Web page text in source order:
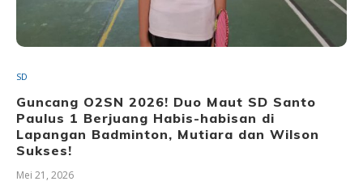
SD
Guncang O2SN 2026! Duo Maut SD Santo
Paulus 1 Berjuang Habis-habisan di
Lapangan Badminton, Mutiara dan Wilson
Sukses!
Mei 21, 2026